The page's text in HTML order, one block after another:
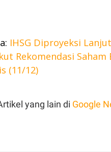
IHSG Diproyeksi Lanjut
Rekomendasi Saham
(11/12)
yang lain di Google